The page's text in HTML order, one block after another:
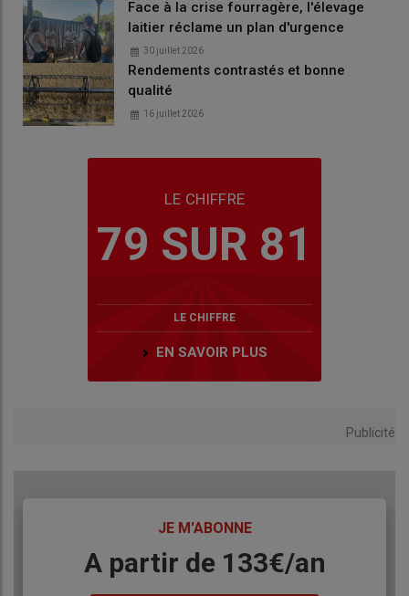
Face à la crise fourragère, l'élevage
laitier réclame un plan d'urgence
30 juillet 2026
Rendements contrastés et bonne
qualité
16 juillet 2026
LE CHIFFRE
79 SUR 81
LE CHIFFRE
EN SAVOIR PLUS
Publicité
JE M'ABONNE
BodyA partir de 133€/an